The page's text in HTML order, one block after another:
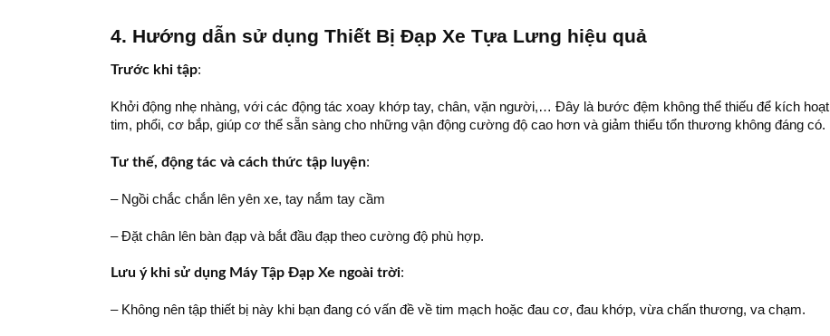
4. Hướng dẫn sử dụng Thiết Bị Đạp Xe Tựa Lưng hiệu quả
Trước khi tập:
Khởi động nhẹ nhàng, với các động tác xoay khớp tay, chân, vặn người,… Đây là bước đệm không thể thiếu để kích hoạt
tim, phổi, cơ bắp, giúp cơ thể sẵn sàng cho những vận động cường độ cao hơn và giảm thiểu tổn thương không đáng có.
Tư thế, động tác và cách thức tập luyện:
– Ngồi chắc chắn lên yên xe, tay nắm tay cầm
– Đặt chân lên bàn đạp và bắt đầu đạp theo cường độ phù hợp.
Lưu ý khi sử dụng Máy Tập Đạp Xe ngoài trời:
– Không nên tập thiết bị này khi bạn đang có vấn đề về tim mạch hoặc đau cơ, đau khớp, vừa chấn thương, va chạm.